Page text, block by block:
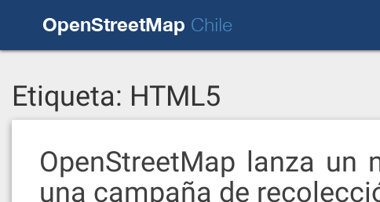
OpenStreetMap Chile
Etiqueta: HTML5
OpenStreetMap lanza un
una campaña de